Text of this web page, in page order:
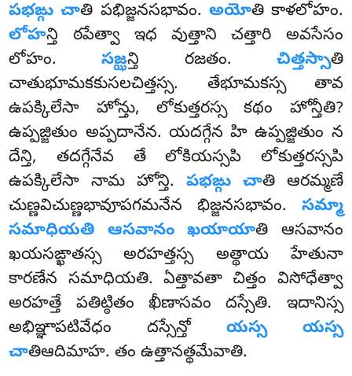
పభఙ్గు చాతి పభిజ్జనసభావం. అయోతి కాళలోహం.
లోహన్తి ఠపేత్వా ఇధ వుత్తాని చత్తారి అవసేసం
లోహం.సజ్ఝన్తి రజతం. చిత్తస్సాతి
చాతుభూమకకుసలచిత్తస్స. తేభూమకస్స తావ
ఉపక్కిలేసా హోన్తు, లోకుత్తరస్స కథం హోన్తీతి?
ఉప్పజ్జితుం అప్పదానేన. యదగ్గేన హి ఉప్పజ్జితుం న
దేన్తి, తదగ్గేనేవ తే లోకియస్సపి లోకుత్తరస్సపి
ఉపక్కిలేసా నామ హోన్తి. పభఙ్గు చాతి ఆరమ్మణే
చుణ్ణవిచుణ్ణభావూపగమనేన భిజ్జనసభావం. సమ్మా
సమాధియతి ఆసవానం ఖయాయాతి ఆసవానం
ఖయసఙ్ఖాతస్స అరహత్తస్స అత్థాయ హేతునా
కారణేన సమాధియతి. ఏత్తావతాచిత్తం విసోధేత్వా
అరహత్తే పతిట్ఠితం ఖీణాసవం దస్సేతి. ఇదానిస్స
అభిఞ్ఞాపటివేధం దస్సేన్తో యస్స యస్స
చాతిఆదిమాహ. తం ఉత్తానత్థమేవాతి.